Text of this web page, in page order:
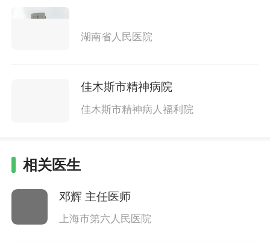
湖南省人民医院
佳木斯市精神病院
佳木斯市精神病人福利院
相关医生
邓辉 主任医师
上海市第六人民医院